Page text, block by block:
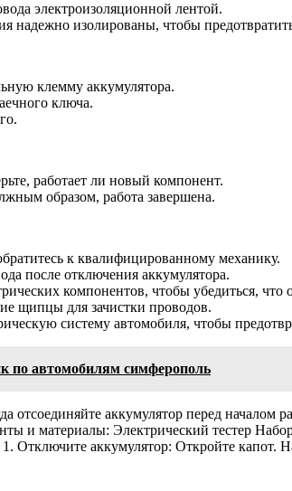
электроизоляционной лентой.
надежно изолированы, чтобы
клемму аккумулятора.
ключа.
работает ли новый компонент.
образом, работа завершена.
к квалифицированному механику.
после отключения аккумулятора.
компонентов, чтобы убедиться, что
щипцы для зачистки проводов.
систему автомобиля, чтобы
по автомобилям симферополь
отсоединяйте аккумулятор перед
и материалы: Электрический тестер
Отключите аккумулятор: Откройте капот.